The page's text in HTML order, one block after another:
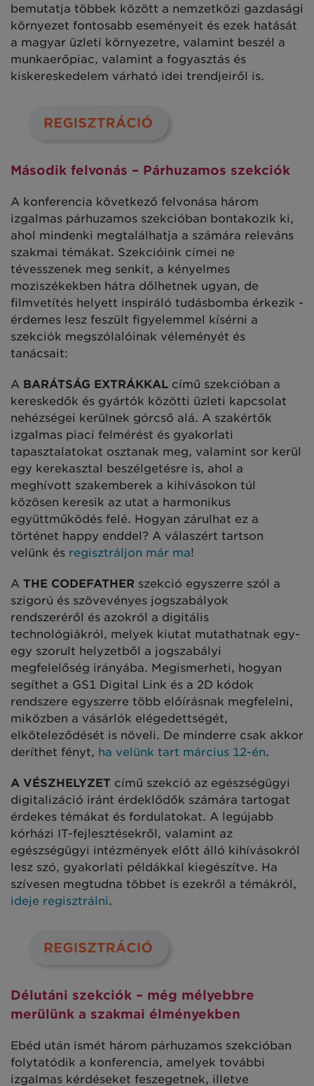
bemutatja többek között a nemzetközi gazdasági
környezet fontosabb eseményeit és ezek hatását
a magyar üzleti környezetre, valamint beszél a
munkaerőpiac, valamint a fogyasztás és
kiskereskedelem várható idei trendjeiről is.
Második felvonás – Párhuzamos szekciók
A konferencia következő felvonása három
izgalmas párhuzamos szekcióban bontakozik ki,
ahol mindenki megtalálhatja a számára releváns
szakmai témákat. Szekcióink címei ne
tévesszenek meg senkit, a kényelmes
moziszékekben hátra dőlhetnek ugyan, de
filmvetítés helyett inspiráló tudásbomba érkezik -
érdemes lesz feszült figyelemmel kísérni a
szekciók megszólalóinak véleményét és
tanácsait:
A BARÁTSÁG EXTRÁKKAL című szekcióban a
kereskedők és gyártók közötti üzleti kapcsolat
nehézségei kerülnek górcső alá. A szakértők
izgalmas piaci felmérést és gyakorlati
tapasztalatokat osztanak meg, valamint sor kerül
egy kerekasztal beszélgetésre is, ahol a
meghívott szakemberek a kihívásokon túl
közösen keresik az utat a harmonikus
együttműködés felé. Hogyan zárulhat ez a
történet happy enddel? A válaszért tartson
velünk és regisztráljon már ma!
A THE CODEFATHER szekció egyszerre szól a
szigorú és szövevényes jogszabályok
rendszeréről és azokról a digitális
technológiákról, melyek kiutat mutathatnak egy-
egy szorult helyzetből a jogszabályi
megfelelőség irányába. Megismerheti, hogyan
segíthet a GS1 Digital Link és a 2D kódok
rendszere egyszerre több előírásnak megfelelni,
miközben a vásárlók elégedettségét,
elköteleződését is növeli. De minderre csak akkor
deríthet fényt, ha velünk tart március 12-én.
A VÉSZHELYZET című szekció az egészségügyi
digitalizáció iránt érdeklődők számára tartogat
érdekes témákat és fordulatokat. A legújabb
kórházi IT-fejlesztésekről, valamint az
egészségügyi intézmények előtt álló kihívásokról
lesz szó, gyakorlati példákkal kiegészítve. Ha
szívesen megtudna többet is ezekről a témákról,
ideje regisztrálni.
Délutáni szekciók – még mélyebbre
merülünk a szakmai élményekben
Ebéd után ismét három párhuzamos szekcióban
folytatódik a konferencia, amelyek további
izgalmas kérdéseket feszegetnek, illetve